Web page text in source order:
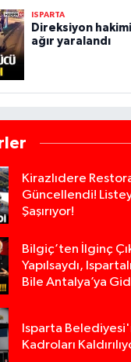
ISPARTA
Direksiyon
ağır yaralandı
Kirazlıdere
Güncellendi!
Şaşırıyor!
Bilgiç’ten İlginç
Yapılsaydı,
Bile Antalya’ya
Isparta
Kadroları